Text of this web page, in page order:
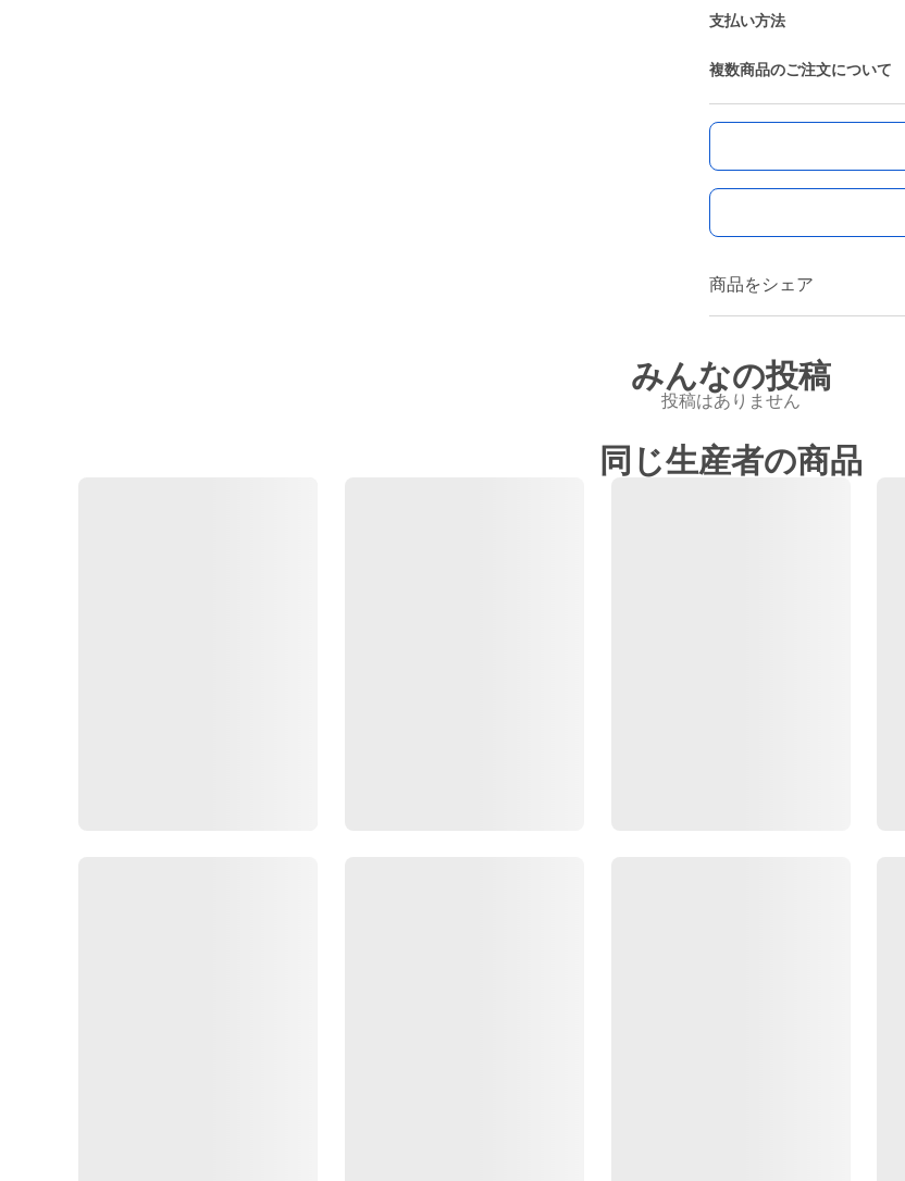
支払い方法
複数商品のご注文について
商品をシェア
みんなの投稿
投稿はありません
同じ生産者の商品